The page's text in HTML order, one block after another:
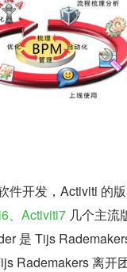
件开发，Activiti 的
、Activiti7 几个主流
是 Tijs
Rademakers 离开